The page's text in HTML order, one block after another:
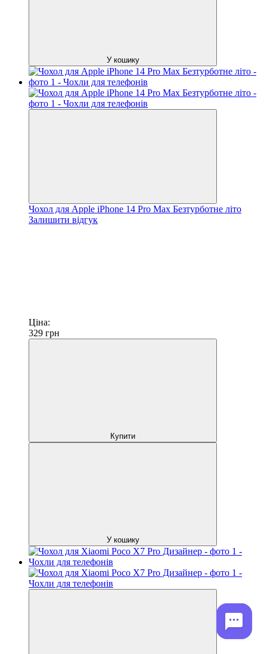
У кошику
Чохол для Apple iPhone 14 Pro Max Безтурботне літо
Залишити відгук
Ціна:
329 грн
Купити
У кошику